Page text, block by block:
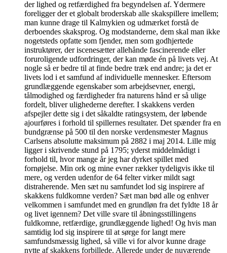
der lighed og retfærdighed fra begyndelsen af. Ydermere
foreligger der et globalt broderskab alle skakspillere imellem;
man kunne drage til Kalmykien og udmærket forstå de
derboendes skaksprog. Og modstanderne, dem skal man ikke
nogetsteds opfatte som fjender, men som godhjertede
instruktører, der iscenesætter allehånde fascinerende eller
foruroligende udfordringer, der kan møde én på livets vej. At
nogle så er bedre til at finde bedre træk end andre; ja det er
livets lod i et samfund af individuelle mennesker. Eftersom
grundlæggende egenskaber som arbejdsevner, energi,
tålmodighed og færdigheder fra naturens hånd er så ulige
fordelt, bliver ulighederne derefter. I skakkens verden
afspejler dette sig i det såkaldte ratingsystem, der løbende
ajourføres i forhold til spillernes resultater. Det spænder fra en
bundgrænse på 500 til den norske verdensmester Magnus
Carlsens absolutte maksimum på 2882 i maj 2014. Lille mig
ligger i skrivende stund på 1795; yderst middelmådigt i
forhold til, hvor mange år jeg har dyrket spillet med
fornøjelse. Min ork og mine evner rækker tydeligvis ikke til
mere, og verden udenfor de 64 felter virker mildt sagt
distraherende. Men sæt nu samfundet lod sig inspirere af
skakkens fuldkomne verden? Sæt man bød alle og enhver
velkommen i samfundet med en grundløn fra det fyldte 18 år
og livet igennem? Det ville svare til åbningsstillingens
fuldkomne, retfærdige, grundlæggende lighed! Og hvis man
samtidig lod sig inspirere til at sørge for langt mere
samfundsmæssig lighed, så ville vi for alvor kunne drage
nytte af skakkens forbillede. Allerede under de nuværende